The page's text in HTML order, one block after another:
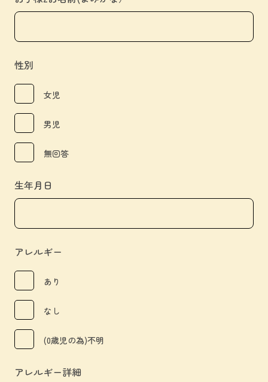
性別
女児
男児
無回答
生年月日
アレルギー
あり
なし
(0歳児の為)不明
アレルギー詳細